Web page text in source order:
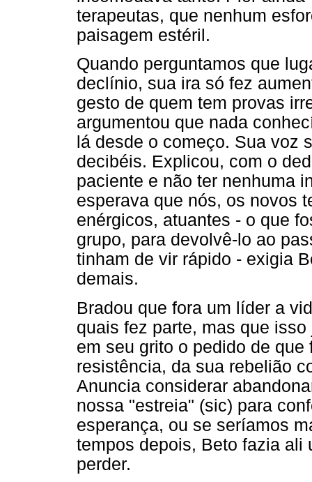
terapeutas, que nenhum
paisagem estéril.
Quando perguntamos que
declínio, sua ira só fez
gesto de quem tem provas
argumentou que nada
lá desde o começo. Sua voz
decibéis. Explicou, com o
paciente e não ter nenhuma
esperava que nós, os novos
enérgicos, atuantes - o que
grupo, para devolvê-lo ao
tinham de vir rápido - exigia
demais.
Bradou que fora um líder a
quais fez parte, mas que
em seu grito o pedido de
resistência, da sua rebelião
Anuncia considerar
nossa "estreia" (sic) para
esperança, ou se seríamos
tempos depois, Beto fazia ali
perder.